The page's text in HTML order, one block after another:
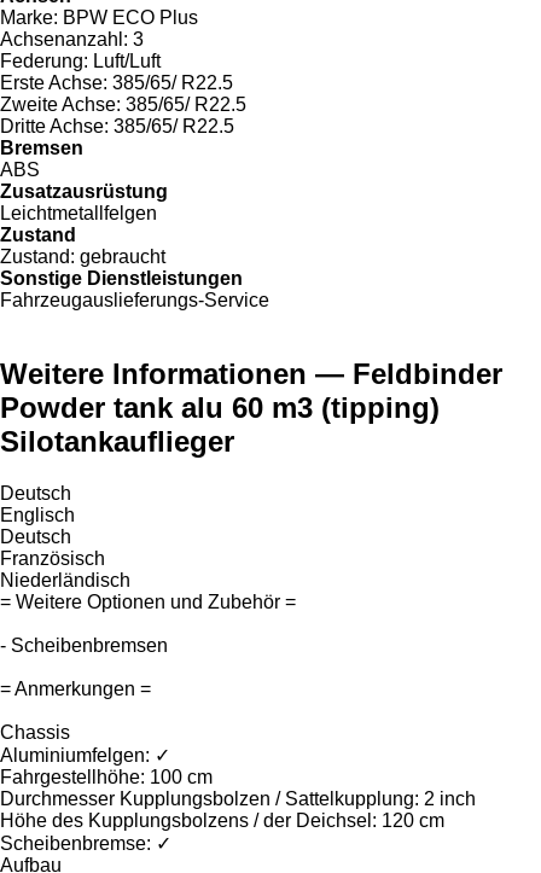
Marke: BPW ECO Plus
Achsenanzahl: 3
Federung: Luft/Luft
Erste Achse: 385/65/ R22.5
Zweite Achse: 385/65/ R22.5
Dritte Achse: 385/65/ R22.5
Bremsen
ABS
Zusatzausrüstung
Leichtmetallfelgen
Zustand
Zustand: gebraucht
Sonstige Dienstleistungen
Fahrzeugauslieferungs-Service
Weitere Informationen — Feldbinder
Powder tank alu 60 m3 (tipping)
Silotankauflieger
Deutsch
Englisch
Deutsch
Französisch
Niederländisch
= Weitere Optionen und Zubehör =
- Scheibenbremsen
= Anmerkungen =
Chassis
Aluminiumfelgen: ✓
Fahrgestellhöhe: 100 cm
Durchmesser Kupplungsbolzen / Sattelkupplung: 2 inch
Höhe des Kupplungsbolzens / der Deichsel: 120 cm
Scheibenbremse: ✓
Aufbau